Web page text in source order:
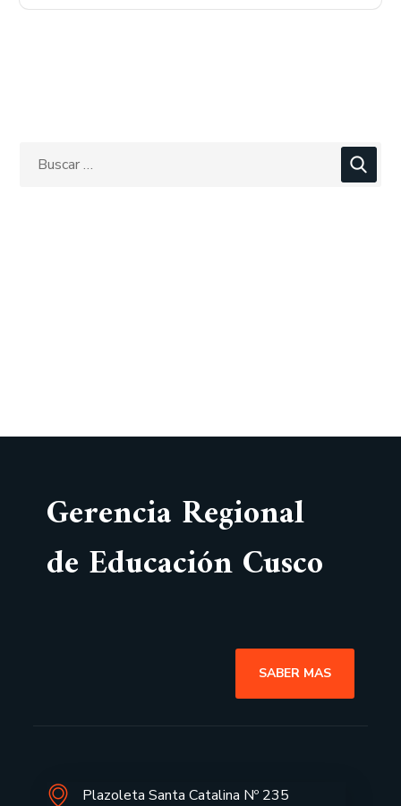
Gerencia Regional
de Educación Cusco
SABER MAS
Plazoleta Santa Catalina Nº 235